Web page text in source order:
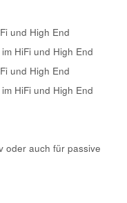
und High End
HiFi und High End
und High End
HiFi und High End
oder auch für passive